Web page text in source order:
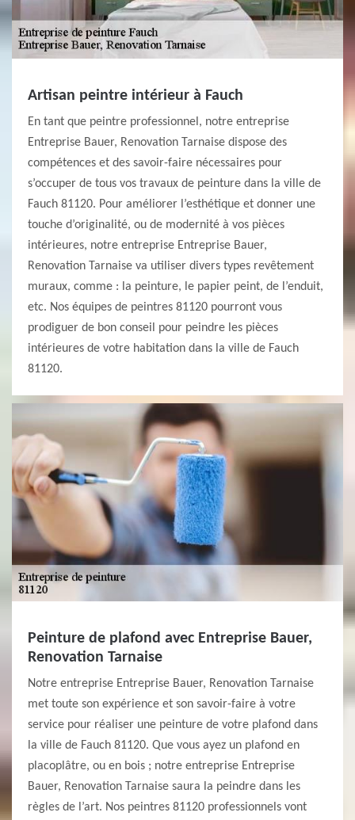
Artisan peintre intérieur à Fauch
En tant que peintre professionnel, notre entreprise
Entreprise Bauer, Renovation Tarnaise dispose des
compétences et des savoir-faire nécessaires pour
s’occuper de tous vos travaux de peinture dans la ville de
Fauch 81120. Pour améliorer l’esthétique et donner une
touche d’originalité, ou de modernité à vos pièces
intérieures, notre entreprise Entreprise Bauer,
Renovation Tarnaise va utiliser divers types revêtement
muraux, comme : la peinture, le papier peint, de l’enduit,
etc. Nos équipes de peintres 81120 pourront vous
prodiguer de bon conseil pour peindre les pièces
intérieures de votre habitation dans la ville de Fauch
81120.
Peinture de plafond avec Entreprise Bauer,
Renovation Tarnaise
Notre entreprise Entreprise Bauer, Renovation Tarnaise
met toute son expérience et son savoir-faire à votre
service pour réaliser une peinture de votre plafond dans
la ville de Fauch 81120. Que vous ayez un plafond en
placoplâtre, ou en bois ; notre entreprise Entreprise
Bauer, Renovation Tarnaise saura la peindre dans les
règles de l’art. Nos peintres 81120 professionnels vont